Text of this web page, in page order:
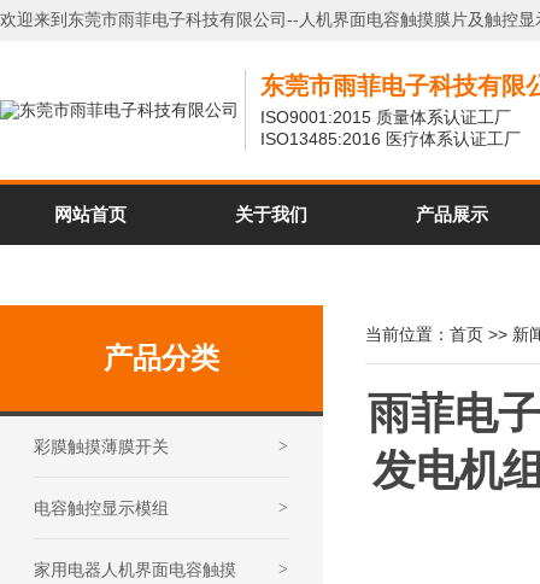
欢迎来到东莞市雨菲电子科技有限公司--人机界面电容触摸膜片及触控显
东莞市雨菲电子科技有限
ISO9001:2015 质量体系认证工厂
ISO13485:2016 医疗体系认证工厂
网站首页 关于我们 产品展示
产品分类
彩膜触摸薄膜开关 >
电容触控显示模组 >
家用电器人机界面电容触摸 >
当前位置： 首页 >> 新
雨菲电
发电机